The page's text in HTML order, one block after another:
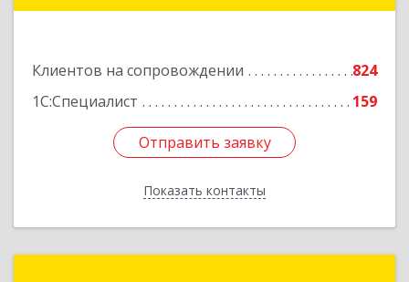
Клиентов на сопровождении
824
1С:Специалист
159
Отправить заявку
Показать контакты
Отправить заявку
Назад